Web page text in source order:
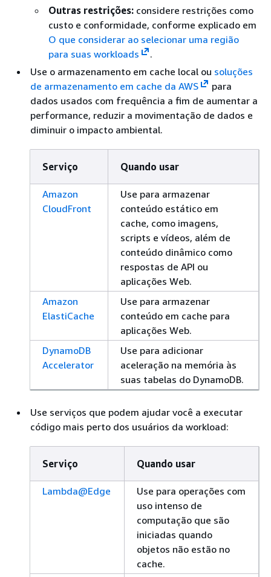
Outras restrições: considere restrições como
custo e conformidade, conforme explicado em
O que considerar ao selecionar uma região
para suas workloads
.
Use o armazenamento em cache local ou soluções
de armazenamento em cache da AWS
para
dados usados com frequência a fim de aumentar a
performance, reduzir a movimentação de dados e
diminuir o impacto ambiental.
Serviço Quando usar
Amazon
CloudFront
Use para armazenar
conteúdo estático em
cache, como imagens,
scripts e vídeos, além de
conteúdo dinâmico como
respostas de API ou
aplicações Web.
Amazon
ElastiCache
Use para armazenar
conteúdo em cache para
aplicações Web.
DynamoDB
Accelerator
Use para adicionar
aceleração na memória às
suas tabelas do DynamoDB.
Use serviços que podem ajudar você a executar
código mais perto dos usuários da workload:
Serviço Quando usar
Lambda@Edge
Use para operações com
uso intenso de
computação que são
iniciadas quando
objetos não estão no
cache.